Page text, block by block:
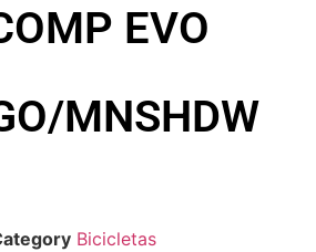
EVO
MNSHDW
Bicicletas